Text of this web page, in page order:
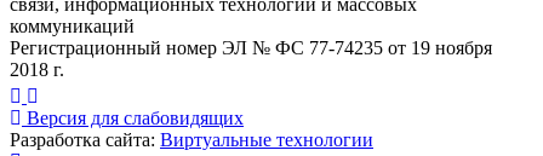
связи, информационных технологий и массовых
коммуникаций
Регистрационный номер ЭЛ № ФС 77-74235 от 19 ноября
2018 г.
Версия для слабовидящих
Разработка сайта: Виртуальные технологии